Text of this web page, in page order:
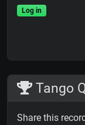
Log in
Tango
Share this